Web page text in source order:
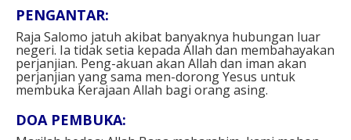
PENGANTAR:
Raja Salomo jatuh akibat banyaknya hubungan luar
negeri. Ia tidak setia kepada Allah dan membahayakan
perjanjian. Peng-akuan akan Allah dan iman akan
perjanjian yang sama men-dorong Yesus untuk
membuka Kerajaan Allah bagi orang asing.
DOA PEMBUKA: